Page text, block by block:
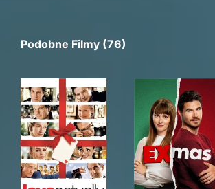
Podobne Filmy (76)